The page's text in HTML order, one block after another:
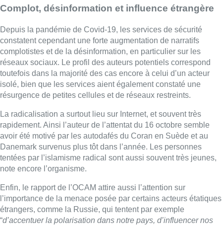
Complot, désinformation et influence étrangère
Depuis la pandémie de Covid-19, les services de sécurité
constatent cependant une forte augmentation de narratifs
complotistes et de la désinformation, en particulier sur les
réseaux sociaux. Le profil des auteurs potentiels correspond
toutefois dans la majorité des cas encore à celui d’un acteur
isolé, bien que les services aient également constaté une
résurgence de petites cellules et de réseaux restreints.
La radicalisation a surtout lieu sur Internet, et souvent très
rapidement. Ainsi l’auteur de l’attentat du 16 octobre semble
avoir été motivé par les autodafés du Coran en Suède et au
Danemark survenus plus tôt dans l’année. Les personnes
tentées par l’islamisme radical sont aussi souvent très jeunes,
note encore l’organisme.
Enfin, le rapport de l’OCAM attire aussi l’attention sur
l’importance de la menace posée par certains acteurs étatiques
étrangers, comme la Russie, qui tentent par exemple
“d’accentuer la polarisation dans notre pays, d’influencer nos